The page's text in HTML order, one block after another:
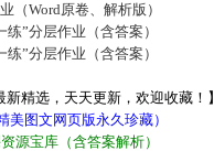
（Word原卷、解析版）
”分层作业（含答案）
”分层作业（含答案）
精选，天天更新，欢迎收藏！】
美图文网页版永久珍藏）
源宝库（含答案解析）